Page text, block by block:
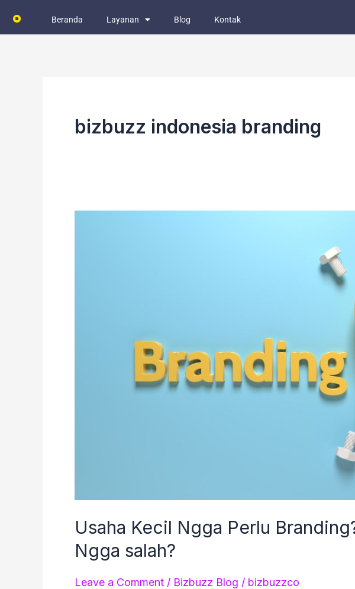
Beranda Layanan Blog Kontak
bizbuzz indonesia branding
Usaha Kecil Ngga Perlu
Ngga salah?
Leave a Comment / Bizbuzz Blog / bizbuzzco